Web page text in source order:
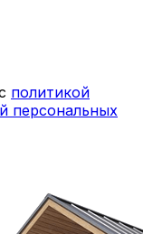
политикой
персональных